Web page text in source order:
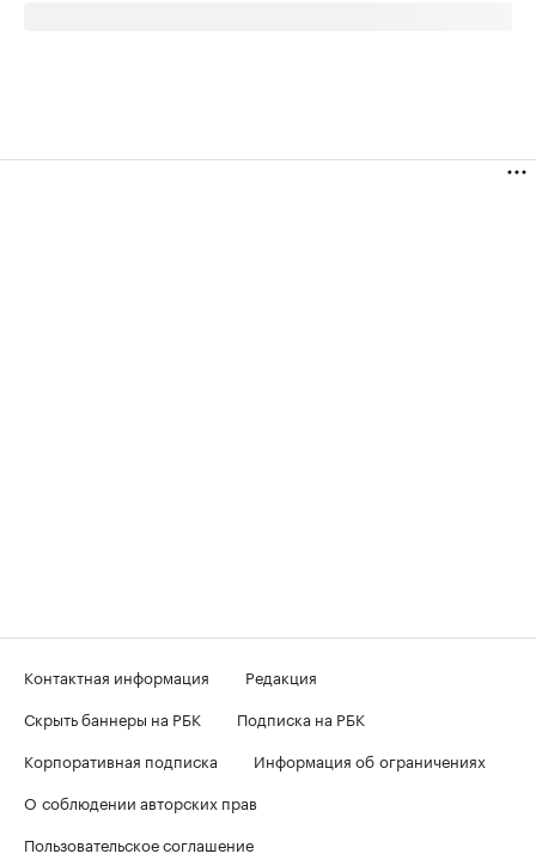
Контактная информация
Редакция
Скрыть баннеры на РБК
Подписка на РБК
Корпоративная подписка
Информация об ограничениях
О соблюдении авторских прав
Пользовательское соглашение